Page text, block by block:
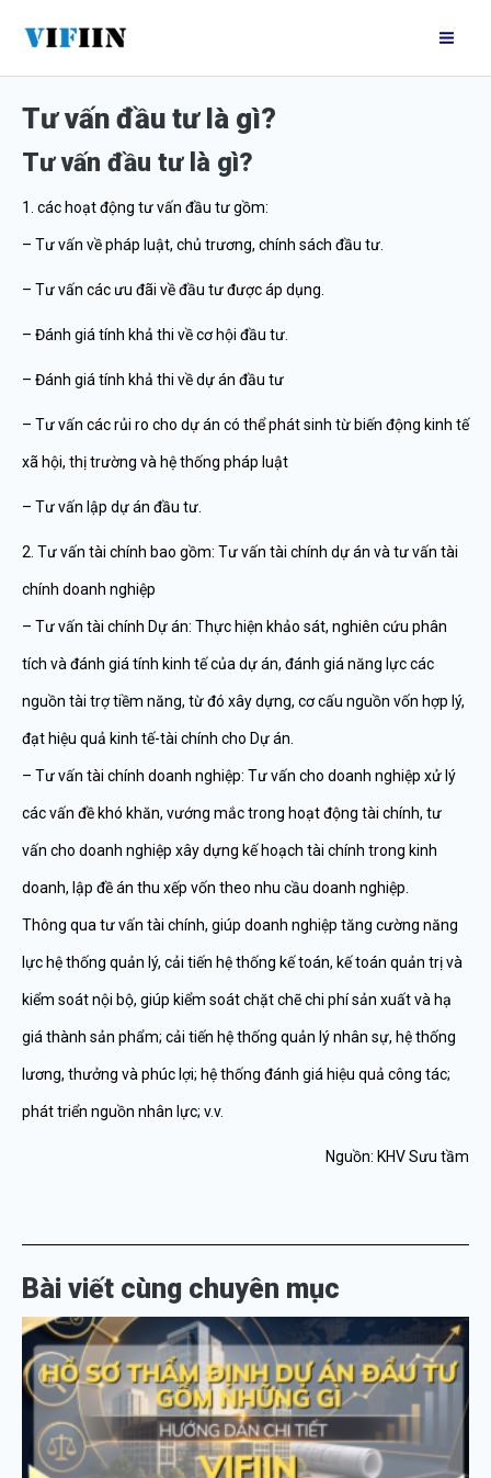
nội
dungTư vấn đầu tư là gì?
Tư vấn đầu tư là gì?
1. các hoạt động tư vấn đầu tư gồm:
– Tư vấn về pháp luật, chủ trương, chính sách đầu tư.
– Tư vấn các ưu đãi về đầu tư được áp dụng.
– Đánh giá tính khả thi về cơ hội đầu tư.
– Đánh giá tính khả thi về dự án đầu tư
– Tư vấn các rủi ro cho dự án có thể phát sinh từ biến động kinh tế
xã hội, thị trường và hệ thống pháp luật
– Tư vấn lập dự án đầu tư.
2. Tư vấn tài chính bao gồm: Tư vấn tài chính dự án và tư vấn tài
chính doanh nghiệp
– Tư vấn tài chính Dự án: Thực hiện khảo sát, nghiên cứu phân
tích và đánh giá tính kinh tế của dự án, đánh giá năng lực các
nguồn tài trợ tiềm năng, từ đó xây dựng, cơ cấu nguồn vốn hợp lý,
đạt hiệu quả kinh tế-tài chính cho Dự án.
– Tư vấn tài chính doanh nghiệp: Tư vấn cho doanh nghiệp xử lý
các vấn đề khó khăn, vướng mắc trong hoạt động tài chính, tư
vấn cho doanh nghiệp xây dựng kế hoạch tài chính trong kinh
doanh, lập đề án thu xếp vốn theo nhu cầu doanh nghiệp.
Thông qua tư vấn tài chính, giúp doanh nghiệp tăng cường năng
lực hệ thống quản lý, cải tiến hệ thống kế toán, kế toán quản trị và
kiểm soát nội bộ, giúp kiểm soát chặt chẽ chi phí sản xuất và hạ
giá thành sản phẩm; cải tiến hệ thống quản lý nhân sự, hệ thống
lương, thưởng và phúc lợi; hệ thống đánh giá hiệu quả công tác;
phát triển nguồn nhân lực; v.v.
Nguồn: KHV Sưu tầm
Bài viết cùng chuyên mục